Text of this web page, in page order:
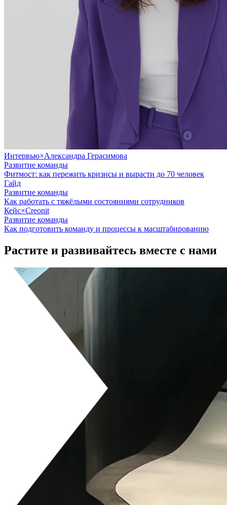
Интервью×Александра Герасимова
Развитие команды
Фитмост: как пережить кризисы и вырасти до 70 человек
Гайд
Развитие команды
Как работать с тяжёлыми состояниями сотрудников
Кейс×Creonit
Развитие команды
Как подготовить команду и процессы к масштабированию
Растите и развивайтесь вместе с нами